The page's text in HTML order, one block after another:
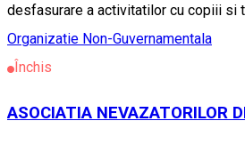
desfasurare a activitatilor cu copiii si
Organizatie Non-Guvernamentala
Închis
ASOCIATIA NEVAZATORILOR